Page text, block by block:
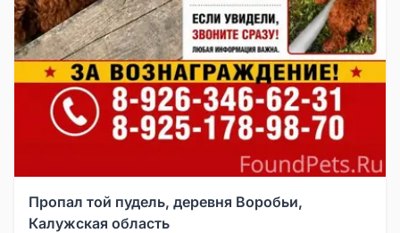
Пропал той пудель, деревня Воробьи,
Калужская область